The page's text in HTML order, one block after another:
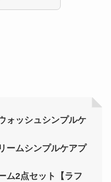
ォッシュシンプルケ
ームシンプルケアプ
ム2点セット【ラフ